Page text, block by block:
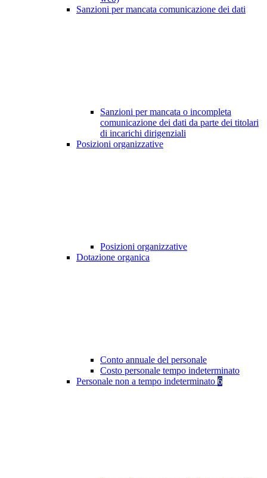
Sanzioni per mancata comunicazione dei dati
Sanzioni per mancata o incompleta
comunicazione dei dati da parte dei titolari
di incarichi dirigenziali
Posizioni organizzative
Posizioni organizzative
Dotazione organica
Conto annuale del personale
Costo personale tempo indeterminato
Personale non a tempo indeterminato 6